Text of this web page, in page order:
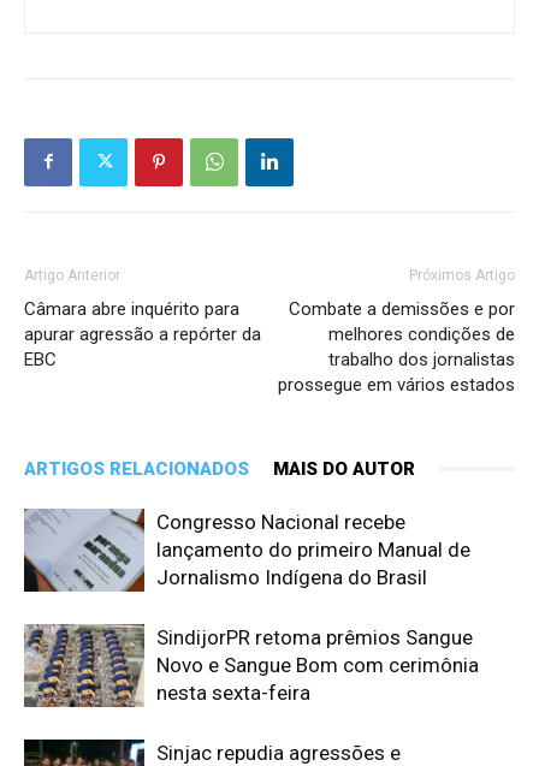
Artigo Anterior
Câmara abre inquérito para
apurar agressão a repórter da
EBC
Próximos Artigo
Combate a demissões e por
melhores condições de
trabalho dos jornalistas
prossegue em vários estados
ARTIGOS RELACIONADOS MAIS DO AUTOR
Congresso Nacional recebe
lançamento do primeiro Manual de
Jornalismo Indígena do Brasil
SindijorPR retoma prêmios Sangue
Novo e Sangue Bom com cerimônia
nesta sexta-feira
Sinjac repudia agressões e